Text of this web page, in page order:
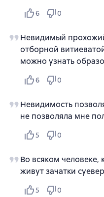
6 0
Невидимый
отборной
можно узнать
6 0
Невидимость
не позволяла мне
5 0
Во всяком человеке,
живут зачатки
5 0